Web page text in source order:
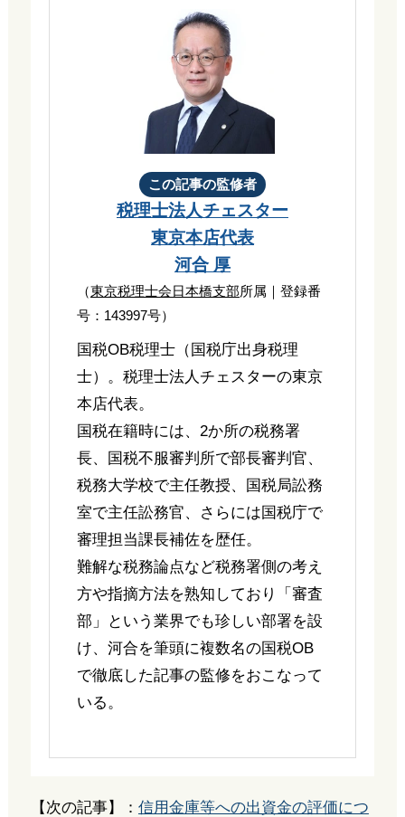
この記事の監修者
税理士法人チェスター
東京本店代表
河合 厚
（東京税理士会日本橋支部所属｜登録番
号：143997号）
国税OB税理士（国税庁出身税理
士）。税理士法人チェスターの東京
本店代表。
国税在籍時には、2か所の税務署
長、国税不服審判所で部長審判官、
税務大学校で主任教授、国税局訟務
室で主任訟務官、さらには国税庁で
審理担当課長補佐を歴任。
難解な税務論点など税務署側の考え
方や指摘方法を熟知しており「審査
部」という業界でも珍しい部署を設
け、河合を筆頭に複数名の国税OB
で徹底した記事の監修をおこなって
いる。
【次の記事】： 信用金庫等への出資金の評価につ